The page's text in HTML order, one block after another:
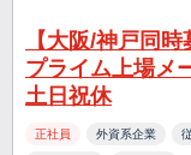
【大阪/神戸同
プライム上場メ
土日祝休
正社員 外資系企業